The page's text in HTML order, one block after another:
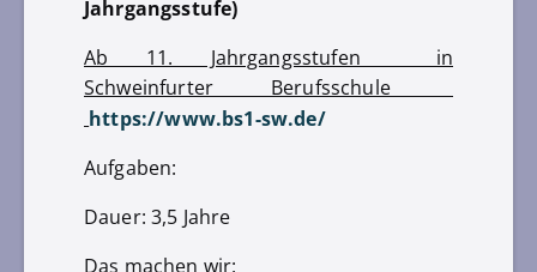
Jahrgangsstufe)
Ab 11. Jahrgangsstufen in
Schweinfurter Berufsschule
https://www.bs1-sw.de/
Aufgaben:
Dauer: 3,5 Jahre
Das machen wir: